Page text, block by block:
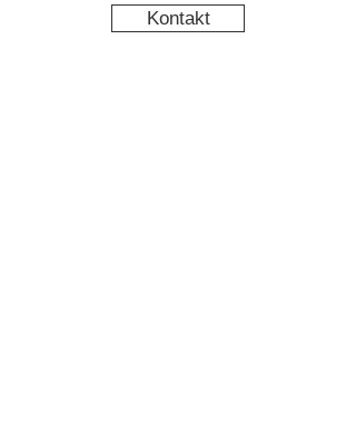
Kontakt